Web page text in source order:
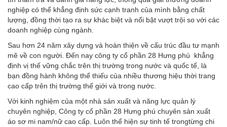
nghiệp có thể khẳng định sức cạnh tranh của mình bằng chất
lượng, đồng thời tạo ra sự khác biệt và nổi bật vượt trội so với các
doanh nghiệp cùng ngành.
Sau hơn 24 năm xây dựng và hoàn thiện về cấu trúc đầu tư mạnh
mẽ về con người. Đến nay công ty cổ phần 28 Hưng phú khẳng
định vị thế vững chắc trên thị trường trong nước và quốc tế, là
bạn đồng hành không thể thiếu của nhiều thương hiệu thời trang
cao cấp trên thị trường thế giới và trong nước.
Với kinh nghiệm của một nhà sản xuất và năng lực quản lý
chuyên nghiệp, Công ty cổ phần 28 Hưng phú chuyên sản xuất
áo sơ mi nam/nữ cao cấp. Luôn thể hiện sự tinh tế trongtừng chi